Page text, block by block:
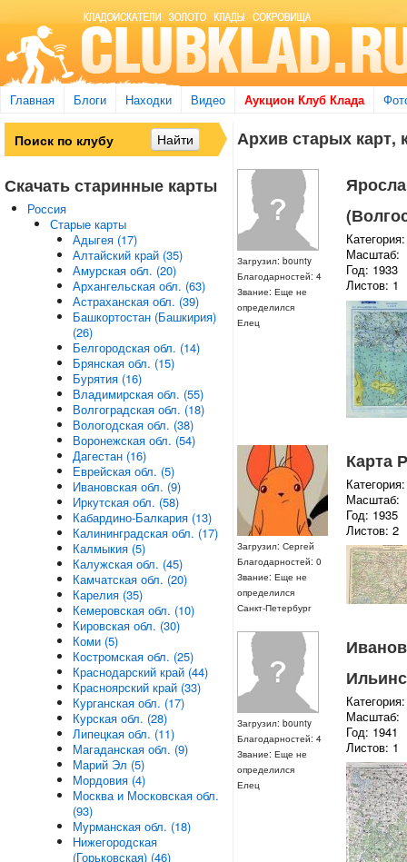
Главная Блоги Находки Видео Аукцион Клуб Клада
Архив старых карт,
Загрузил: bounty
Благодарностей: 4
Звание: Еще не
определился
Елец
Масштаб:
Год: 1933
Листов: 1
Загрузил: Сергей
Благодарностей: 0
Звание: Еще не
определился
Санкт-Петербург
Карта
Масштаб:
Год: 1935
Листов: 2
Загрузил: bounty
Благодарностей: 4
Звание: Еще не
определился
Елец
Масштаб:
Год: 1941
Листов: 1
Скачать старинные карты
Россия
Старые карты
Адыгея (17)
Алтайский край (35)
Амурская обл. (20)
Архангельская обл. (63)
Астраханская обл. (39)
Башкортостан (Башкирия)
(26)
Белгородская обл. (14)
Брянская обл. (15)
Бурятия (16)
Владимирская обл. (55)
Волгоградская обл. (18)
Вологодская обл. (38)
Воронежская обл. (54)
Дагестан (16)
Еврейская обл. (5)
Ивановская обл. (9)
Иркутская обл. (58)
Кабардино-Балкария (13)
Калининградская обл. (17)
Калмыкия (5)
Калужская обл. (45)
Камчатская обл. (20)
Карелия (35)
Кемеровская обл. (10)
Кировская обл. (30)
Коми (5)
Костромская обл. (25)
Краснодарский край (44)
Красноярский край (33)
Курганская обл. (17)
Курская обл. (28)
Липецкая обл. (11)
Магаданская обл. (9)
Марий Эл (5)
Мордовия (4)
Москва и Московская обл.
(93)
Мурманская обл. (18)
Нижегородская
(Горьковская) (46)